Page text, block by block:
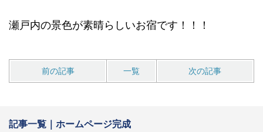
瀬戸内の景色が素晴らしいお宿です！！！
前の記事 一覧 次の記事
記事一覧｜ホームページ完成